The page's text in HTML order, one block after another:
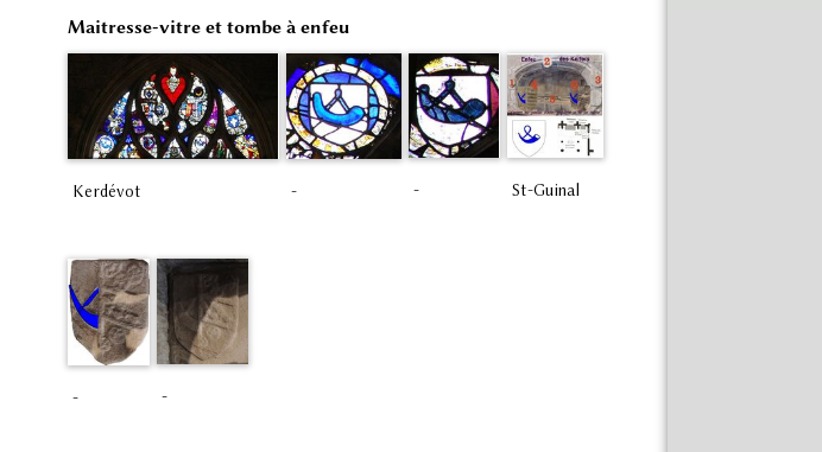
Maitresse-vitre et tombe à enfeu
Kerdévot - - St-Guinal
- -